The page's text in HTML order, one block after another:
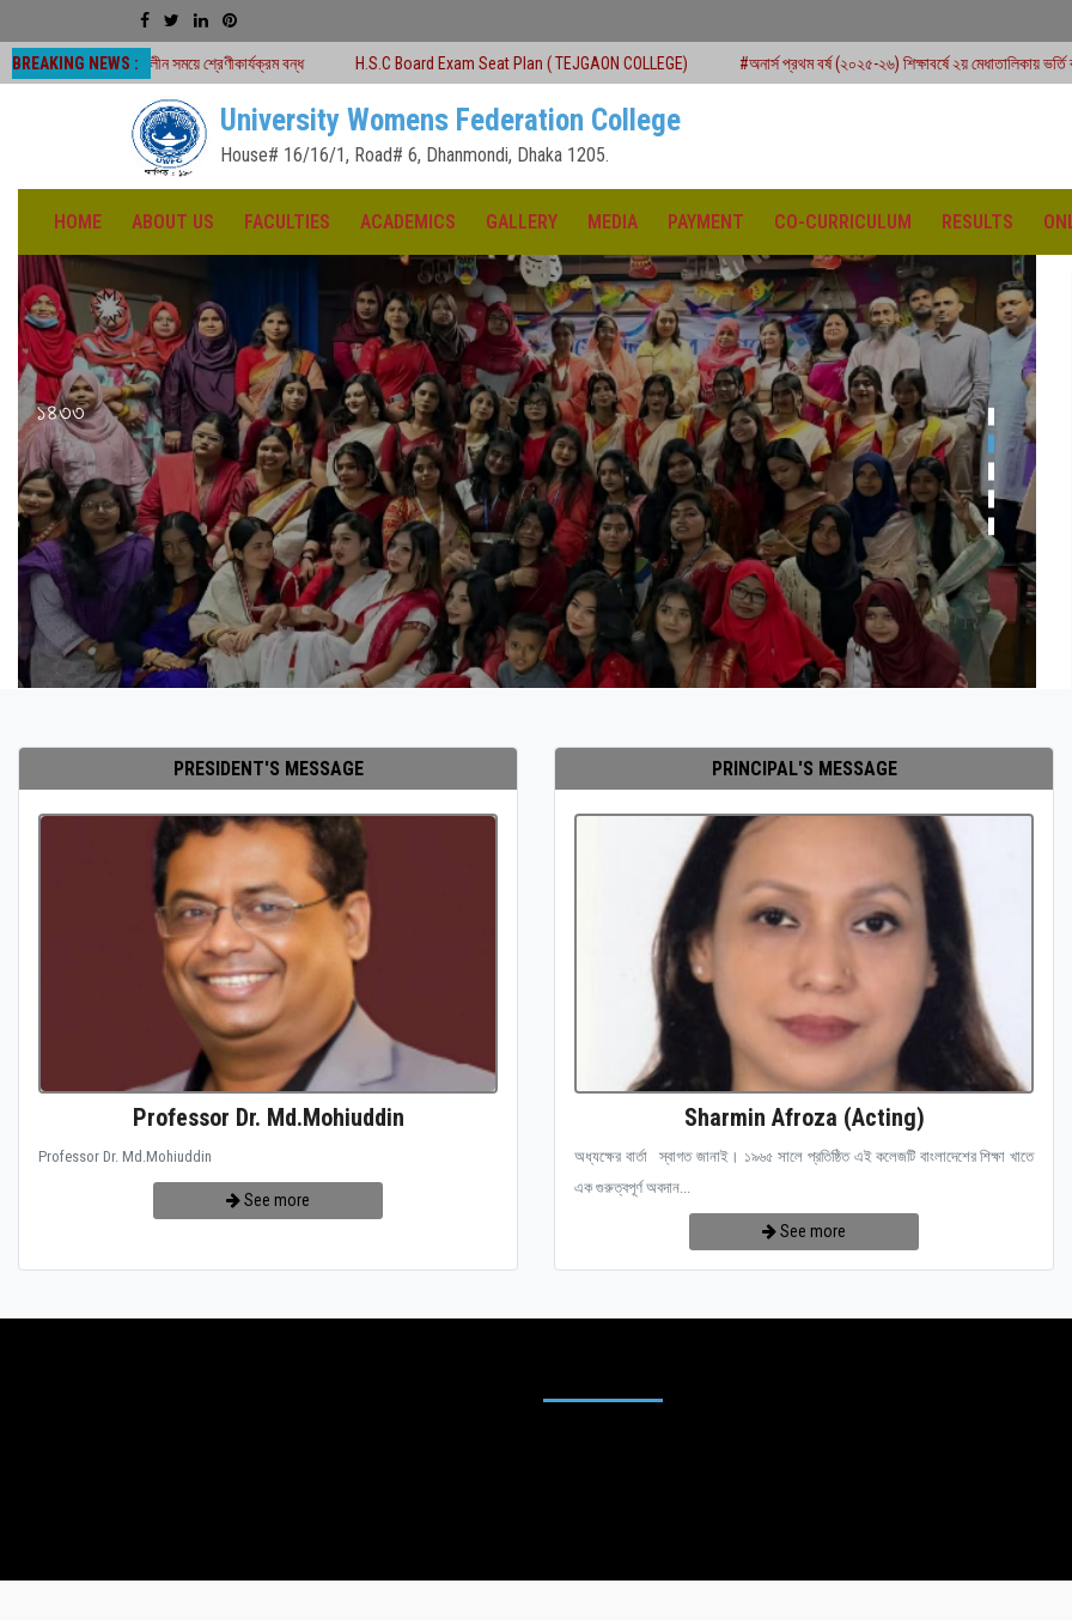
BREAKING NEWS :
সময়ে শ্রেণীকার্যক্রম বন্ধ H.S.C Board Exam Seat Plan ( TEJGAON COLLEGE) #অনার্স প্রথম বর্ষ (২০২৫-২৬) শিক্ষাবর্ষে ২য় মেধাতালিকায় ভর্তি কার্যক্রম শুরু
University Womens Federation College
House# 16/16/1, Road# 6, Dhanmondi, Dhaka 1205.
HOME ABOUT US FACULTIES ACADEMICS GALLERY MEDIA PAYMENT CO-CURRICULUM RESULTS
১৪৩৩
PRESIDENT'S MESSAGE
Professor Dr. Md.Mohiuddin
Professor Dr. Md.Mohiuddin
See more
PRINCIPAL'S MESSAGE
Sharmin Afroza (Acting)
অধ্যক্ষের বার্তা স্বাগত জানাই। ১৯৬৫ সালে প্রতিষ্ঠিত এই কলেজটি বাংলাদেশের শিক্ষা খাতে
এক গুরুত্বপূর্ণ অবদান...
See more